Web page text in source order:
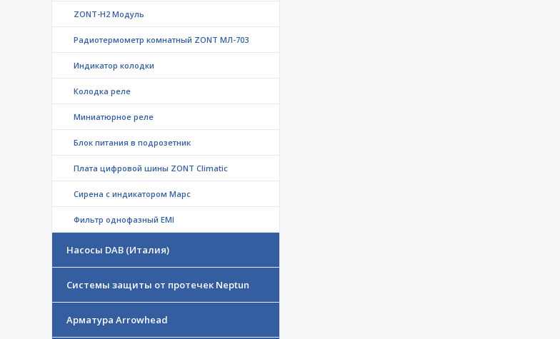
ZONT-H2 Модуль
Радиотермометр комнатный ZONT МЛ-703
Индикатор колодки
Колодка реле
Миниатюрное реле
Блок питания в подрозетник
Плата цифровой шины ZONT Climatic
Сирена с индикатором Марс
Фильтр однофазный EMI
Насосы DAB (Италия)
Системы защиты от протечек Neptun
Арматура Arrowhead